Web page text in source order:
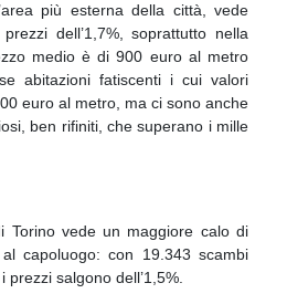
più esterna della città, vede
dell’1,7%, soprattutto nella
medio è di 900 euro al metro
abitazioni fatiscenti i cui valori
euro al metro, ma ci sono anche
ben rifiniti, che superano i mille
Torino vede un maggiore calo di
capoluogo: con 19.343 scambi
salgono dell’1,5%.